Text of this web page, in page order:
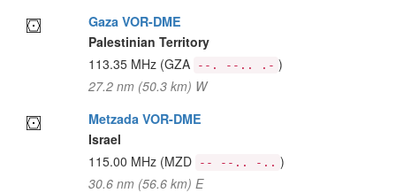
Gaza VOR-DME
Palestinian Territory
113.35 MHz (GZA --. --.. .- )
27.2 nm (50.3 km) W
Metzada VOR-DME
Israel
115.00 MHz (MZD -- --.. -.. )
30.6 nm (56.6 km) E